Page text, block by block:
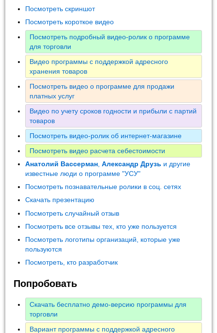
Посмотреть скриншот
Посмотреть короткое видео
Посмотреть подробный видео-ролик о программе
для торговли
Видео программы с поддержкой адресного
хранения товаров
Посмотреть видео о программе для продажи
платных услуг
Видео по учету сроков годности и прибыли с партий
товаров
Посмотреть видео-ролик об интернет-магазине
Посмотреть видео расчета себестоимости
Анатолий Вассерман ,Александр Друзь и другие
известные люди о программе "УСУ"
Посмотреть познавательные ролики в соц. сетях
Скачать презентацию
Посмотреть случайный отзыв
Посмотреть все отзывы тех, кто уже пользуется
Посмотреть логотипы организаций, которые уже
пользуются
Посмотреть, кто разработчик
Попробовать
Скачать бесплатно демо-версию программы для
торговли
Вариант программы с поддержкой адресного